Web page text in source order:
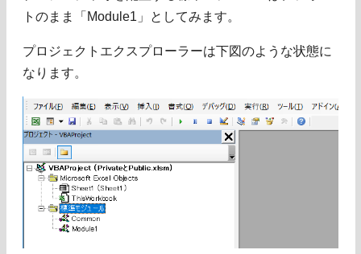
トのまま「Module1」としてみます。
プロジェクトエクスプローラーは下図のような状態に
なります。